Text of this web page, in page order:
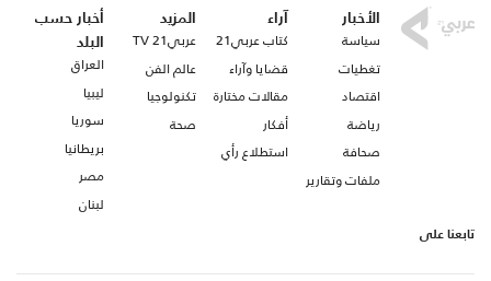
الأخبار
سياسة
تغطيات
اقتصاد
رياضة
صحافة
ملفات وتقارير
آراء
كتاب عربي21
قضايا وآراء
مقالات مختارة
أفكار
استطلاع رأي
المزيد
عربي21 TV
عالم الفن
تكنولوجيا
صحة
أخبار حسب
البلد
العراق
ليبيا
سوريا
بريطانيا
مصر
لبنان
تابعنا على